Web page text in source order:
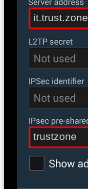
it.trust.zone
trustzone